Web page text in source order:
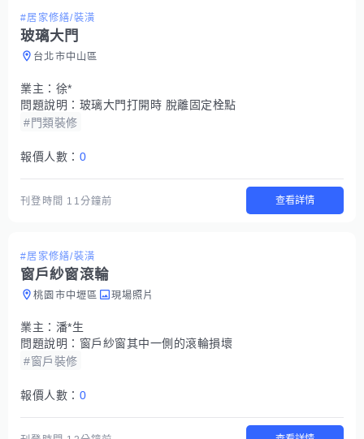
#居家修繕/裝潢
玻璃大門
台北市中山區
業主： 徐*
問題說明： 玻璃大門打開時 脫離固定栓點
#門類裝修
報價人數： 0
刊登時間 11分鐘前 查看詳情
#居家修繕/裝潢
窗戶紗窗滾輪
桃園市中壢區 現場照片
業主： 潘*生
問題說明： 窗戶紗窗其中一側的滾輪損壞
#窗戶裝修
報價人數： 0